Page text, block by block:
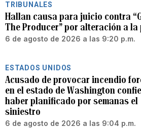
TRIBUNALES
Hallan causa para juicio contra
The Producer” por alteración a la
6 de agosto de 2026 a las 9:20 p.m.
ESTADOS UNIDOS
Acusado de provocar incendio
en el estado de Washington
haber planificado por semanas el
siniestro
6 de agosto de 2026 a las 9:04 p.m.